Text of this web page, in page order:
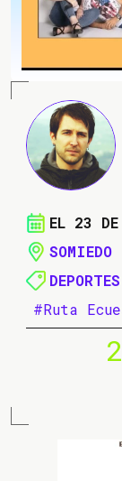
EL 23 DE
SOMIEDO
DEPORTES
#Ruta